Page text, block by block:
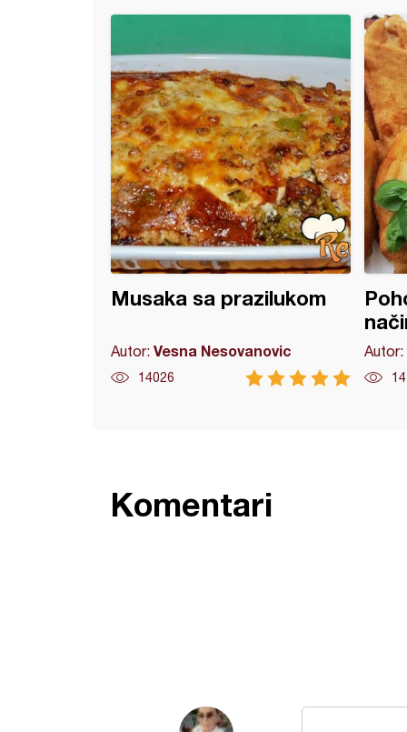
Musaka sa prazilukom
Autor: Vesna Nesovanovic
14026
Autor:
Komentari